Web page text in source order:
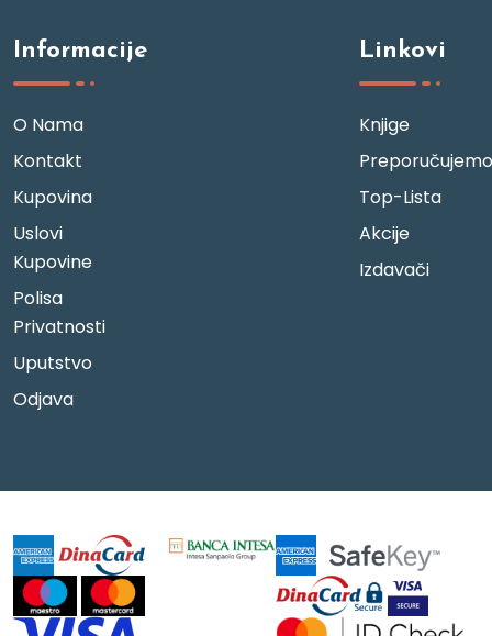
Informacije
O Nama
Kontakt
Kupovina
Uslovi
Kupovine
Polisa
Privatnosti
Uputstvo
Odjava
Linkovi
Knjige
Preporučujemo
Top-Lista
Akcije
Izdavači